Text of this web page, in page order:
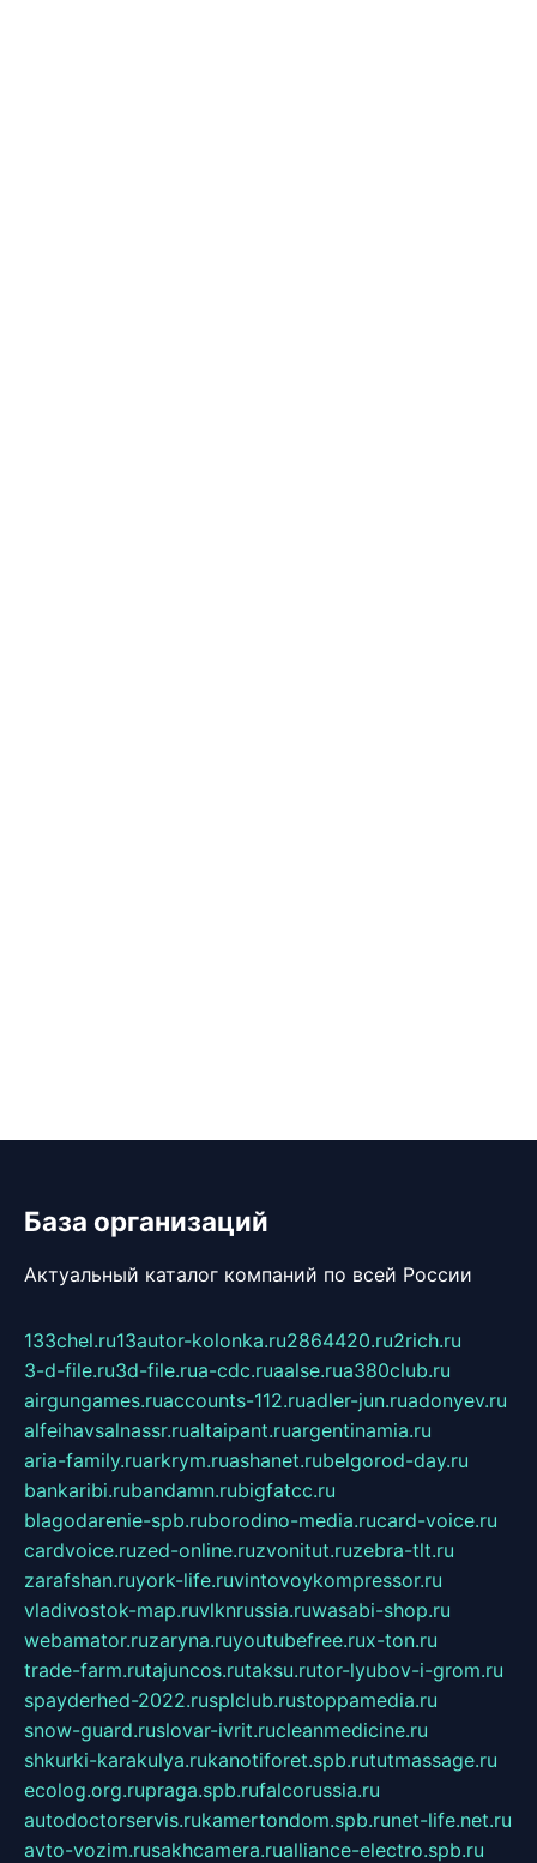
База организаций
Актуальный каталог компаний по всей России
133chel.ru13autor-kolonka.ru2864420.ru2rich.ru
3-d-file.ru3d-file.rua-cdc.ruaalse.rua380club.ru
airgungames.ruaccounts-112.ruadler-jun.ruadonyev.ru
alfeihavsalnassr.rualtaipant.ruargentinamia.ru
aria-family.ruarkrym.ruashanet.rubelgorod-day.ru
bankaribi.rubandamn.rubigfatcc.ru
blagodarenie-spb.ruborodino-media.rucard-voice.ru
cardvoice.ruzed-online.ruzvonitut.ruzebra-tlt.ru
zarafshan.ruyork-life.ruvintovoykompressor.ru
vladivostok-map.ruvlknrussia.ruwasabi-shop.ru
webamator.ruzaryna.ruyoutubefree.rux-ton.ru
trade-farm.rutajuncos.rutaksu.rutor-lyubov-i-grom.ru
spayderhed-2022.rusplclub.rustoppamedia.ru
snow-guard.ruslovar-ivrit.rucleanmedicine.ru
shkurki-karakulya.rukanotiforet.spb.rututmassage.ru
ecolog.org.rupraga.spb.rufalcorussia.ru
autodoctorservis.rukamertondom.spb.runet-life.net.ru
avto-vozim.rusakhcamera.rualliance-electro.spb.ru